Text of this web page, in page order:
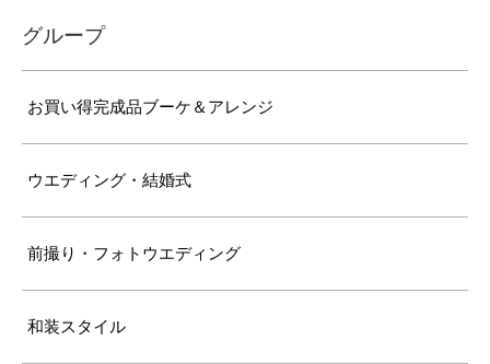
グループ
お買い得完成品ブーケ＆アレンジ
ウエディング・結婚式
前撮り・フォトウエディング
和装スタイル